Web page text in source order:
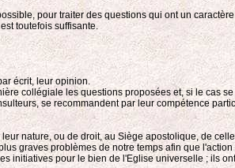
pour traiter des questions qui ont un
toutefois suffisante.
écrit, leur opinion.
collégiale les questions proposées et, si le cas
se recommandent par leur compétence
nature, ou de droit, au Siège apostolique, de
graves problèmes de notre temps afin que
initiatives pour le bien de l'Eglise universelle ; ils